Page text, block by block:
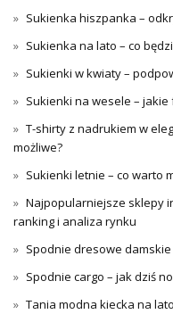
Sukienka hiszpanka –
Sukienka na lato – co
Sukienki w kwiaty –
Sukienki na wesele –
T-shirty z nadrukiem w
możliwe?
Sukienki letnie – co warto
Najpopularniejsze sklepy
ranking i analiza rynku
Spodnie dresowe
Spodnie cargo – jak dziś
Tania modna kiecka na